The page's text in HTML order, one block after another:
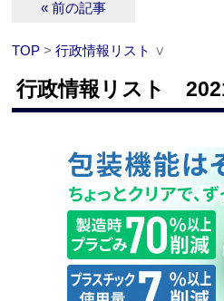
« 前の記事
TOP >行政情報リスト ∨
行政情報リスト